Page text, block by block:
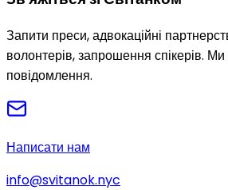
Запити преси, адвокаційні
волонтерів, запрошення спікерів.
повідомлення.
Написати нам
info@svitanok.nyc